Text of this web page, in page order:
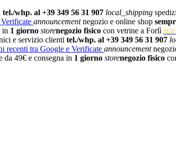
tel./whp. al +39 349 56 31 907 local_shipping
announcementnegozio e online shop
in 1 giorno storenegozio fisico con vetrine a Forlì star
e servizio clienti tel./whp. al +39 349 56 31 907
recenti tra Google e Verificate announcement
da 49€ e consegna in 1 giorno storenegozio fisico